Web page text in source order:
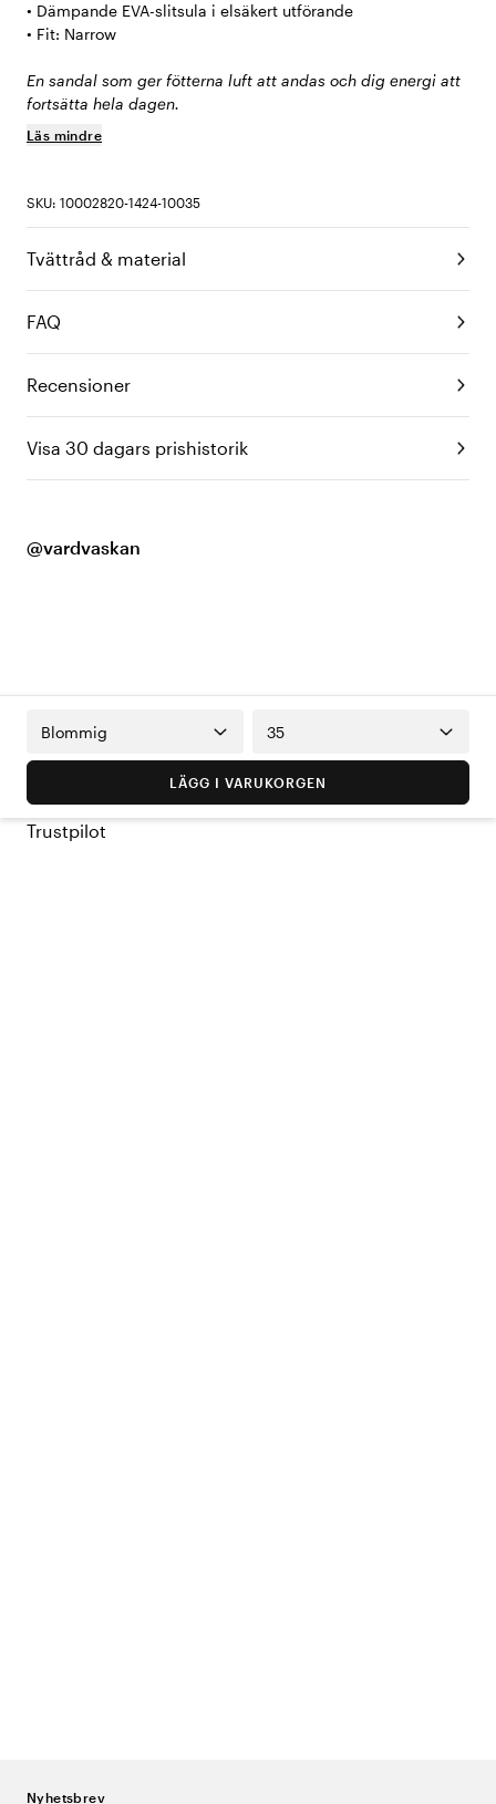
• Dämpande EVA-slitsula i elsäkert utförande
• Fit: Narrow
En sandal som ger fötterna luft att andas och dig energi att
fortsätta hela dagen.
Läs mindre
SKU: 10002820-1424-10035
Tvättråd & material
FAQ
Recensioner
Visa 30 dagars prishistorik
@vardvaskan
Blommig 35
LÄGG I VARUKORGEN
Trustpilot
Nyhetsbrev